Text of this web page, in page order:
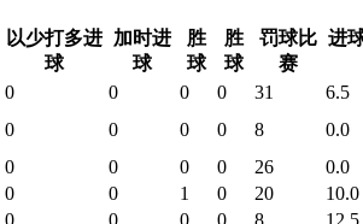
以少打多进
球
加时进
球
胜
球
胜
球
罚球比
赛
进
0 0 0 0 31 6.5
0 0 0 0 8 0.0
0 0 0 0 26 0.0
0 0 1 0 20 10.0